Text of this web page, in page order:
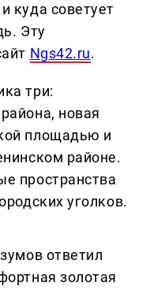
куда советует
Эту
Ngs42.ru.
три:
новая
площадью и
районе.
пространства
уголков.
ответил
золотая